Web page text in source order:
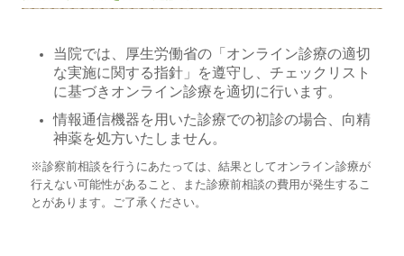
当院では、厚生労働省の「オンライン診療の適切
な実施に関する指針」を遵守し、チェックリスト
に基づきオンライン診療を適切に行います。
情報通信機器を用いた診療での初診の場合、向精
神薬を処方いたしません。
※診察前相談を行うにあたっては、結果としてオンライン診療が
行えない可能性があること、また診療前相談の費用が発生するこ
とがあります。ご了承ください。